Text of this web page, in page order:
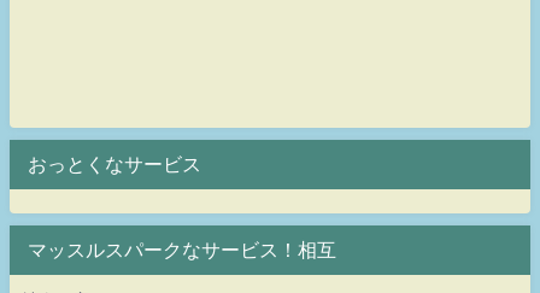
おっとくなサービス
マッスルスパークなサービス！相互